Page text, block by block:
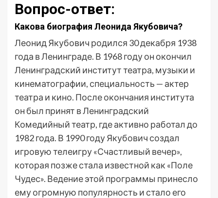
Вопрос-ответ:
Какова биография Леонида Якубовича?
Леонид Якубович родился 30 декабря 1938
года в Ленинграде. В 1968 году он окончил
Ленинградский институт театра, музыки и
кинематографии, специальность — актер
театра и кино. После окончания института
он был принят в Ленинградский
Комедийный театр, где активно работал до
1982 года. В 1990 году Якубович создал
игровую телеигру «Счастливый вечер»,
которая позже стала известной как «Поле
Чудес». Ведение этой программы принесло
ему огромную популярность и стало его